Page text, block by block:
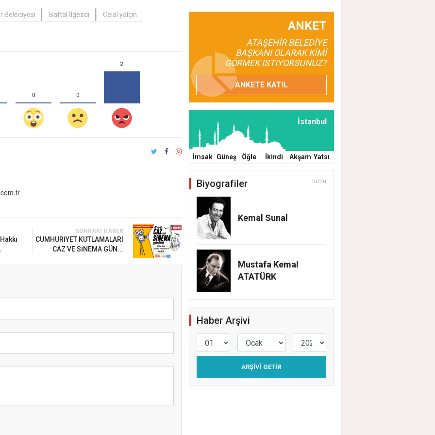
Belediyesi Battal İlgezdi Celal yalçın
0 0
2
SONRAKI HABER
CUMHURİYET KUTLAMALARI
CAZ VE SİNEMA GÜN...
ANKET
ATAŞEHİR BELEDİYE
BAŞKANI OLARAK KİMİ
GÖRMEK İSTİYORSUNUZ?
ANKETE KATIL
İstanbul
İmsak Güneş Öğle İkindi Akşam Yatsı
Biyografiler tümü
Kemal Sunal
Mustafa Kemal
ATATÜRK
Haber Arşivi
ARŞIVI GETIR